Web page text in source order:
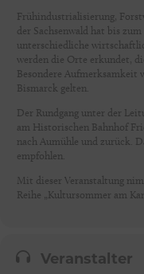
Frühindustrialisierung,
der Sachsenwald hat bis
unterschiedliche
werden die Orte erkundet,
Besondere Aufmerksamkeit
Bismarck gelten.
Der Rundgang unter der
am Historischen Bahnhof
nach Aumühle und zurück.
empfohlen.
Mit dieser Veranstaltung
Reihe „Kultursommer am
Veranstalter